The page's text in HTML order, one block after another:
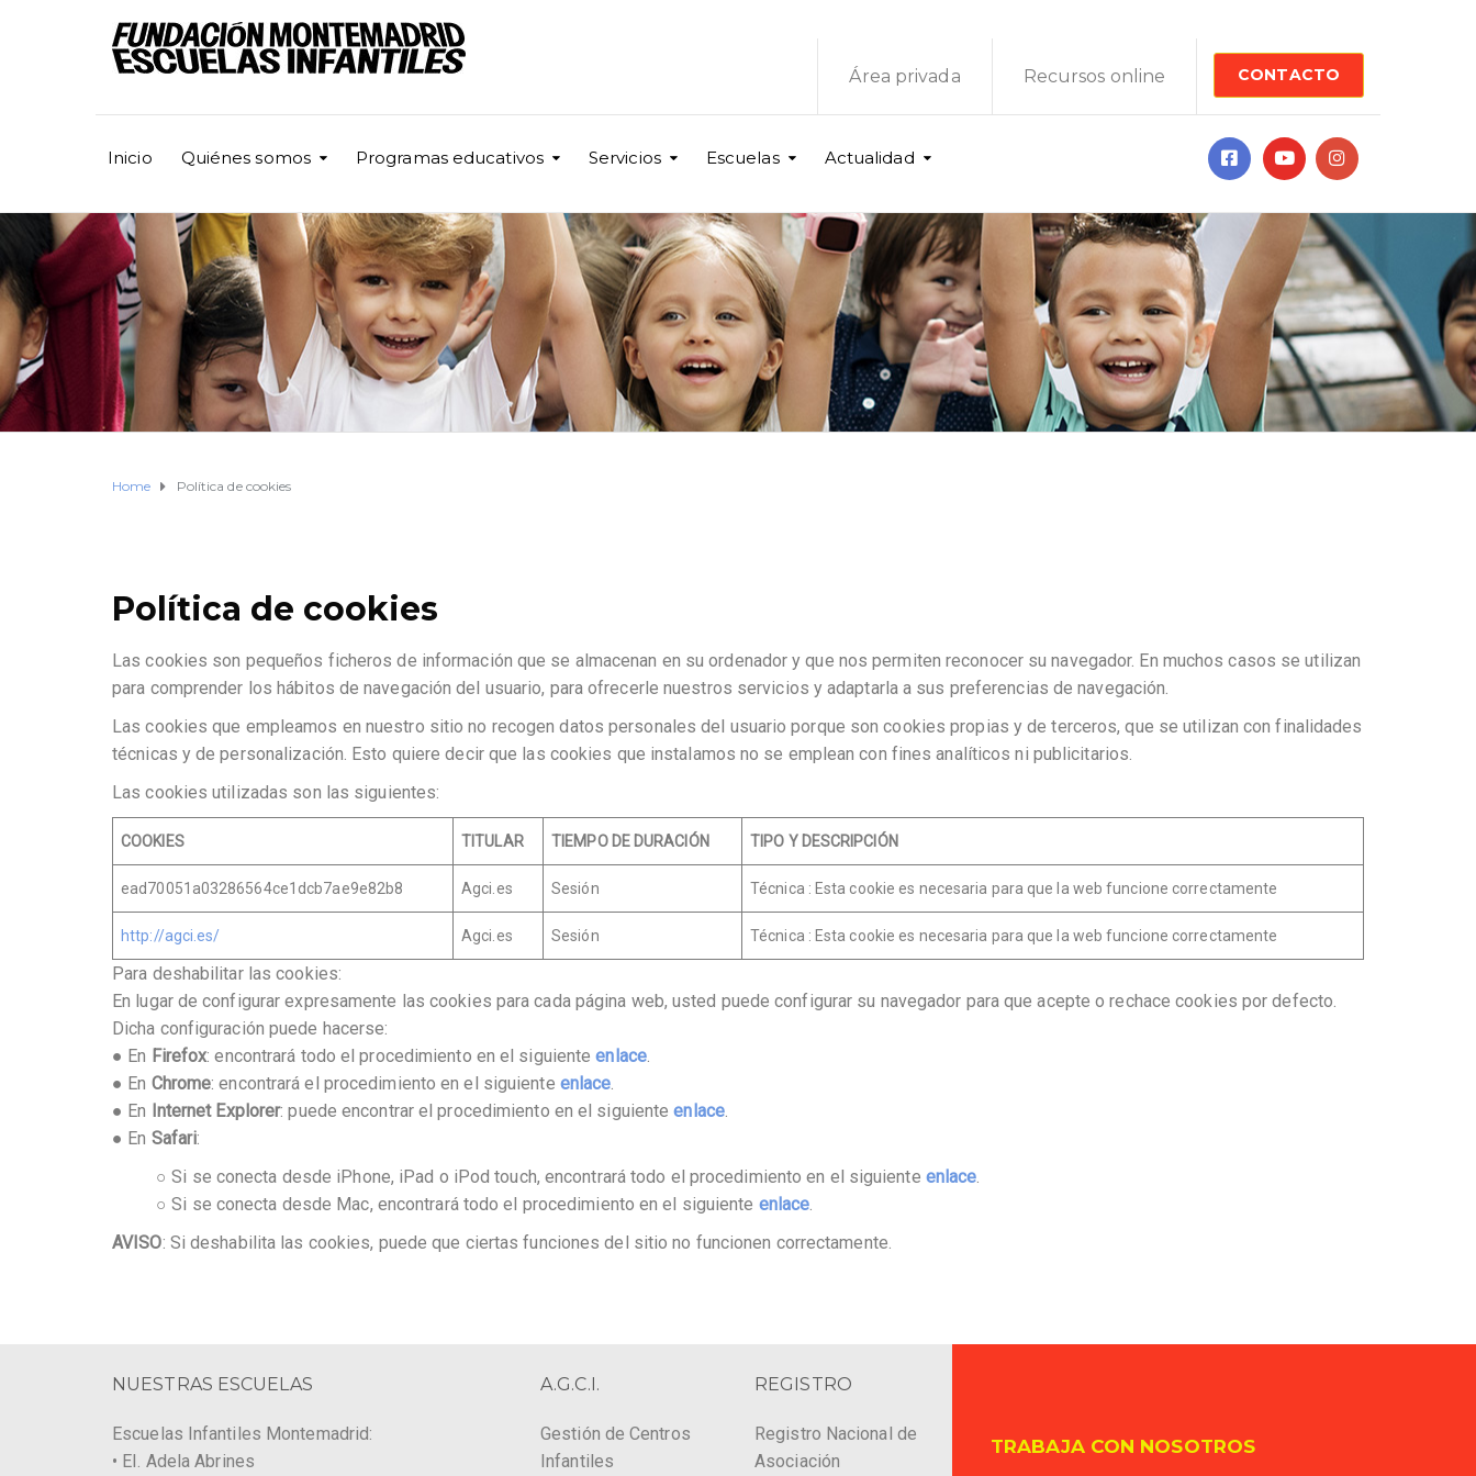
CONTACTO
Área privada Recursos online
Inicio Quiénes somos Programas educativos Servicios Escuelas Actualidad
Home Política de cookies
Política de cookies
Las cookies son pequeños ficheros de información que se almacenan en su ordenador y que nos permiten reconocer su navegador. En muchos casos se utilizan
para comprender los hábitos de navegación del usuario, para ofrecerle nuestros servicios y adaptarla a sus preferencias de navegación.
Las cookies que empleamos en nuestro sitio no recogen datos personales del usuario porque son cookies propias y de terceros, que se utilizan con finalidades
técnicas y de personalización. Esto quiere decir que las cookies que instalamos no se emplean con fines analíticos ni publicitarios.
Las cookies utilizadas son las siguientes:
COOKIES TITULAR TIEMPO DE DURACIÓN TIPO Y DESCRIPCIÓN
ead70051a03286564ce1dcb7ae9e82b8 Agci.es Sesión Técnica : Esta cookie es necesaria para que la web funcione correctamente
http://agci.es/ Agci.es Sesión Técnica : Esta cookie es necesaria para que la web funcione correctamente
Para deshabilitar las cookies:
En lugar de configurar expresamente las cookies para cada página web, usted puede configurar su navegador para que acepte o rechace cookies por defecto.
Dicha configuración puede hacerse:
● En Firefox: encontrará todo el procedimiento en el siguienteenlace.
● En Chrome: encontrará el procedimiento en el siguiente enlace.
● En Internet Explorer: puede encontrar el procedimiento en el siguienteenlace.
● En Safari:
○ Si se conecta desde iPhone, iPad o iPod touch, encontrará todo el procedimiento en el siguiente enlace.
○ Si se conecta desde Mac, encontrará todo el procedimiento en el siguiente enlace.
AVISO: Si deshabilita las cookies, puede que ciertas funciones del sitio no funcionen correctamente.
NUESTRAS ESCUELAS
Escuelas Infantiles Montemadrid:
• EI. Adela Abrines
A.G.C.I.
Gestión de Centros
Infantiles
REGISTRO
Registro Nacional de
Asociación
TRABAJA CON NOSOTROS